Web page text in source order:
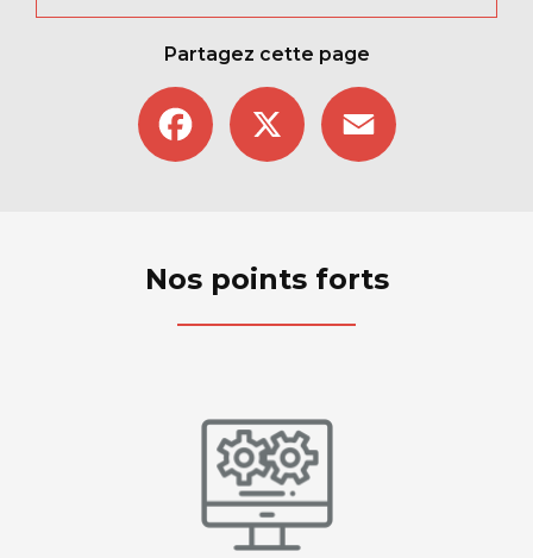
Partagez cette page
Facebook
Nos points forts